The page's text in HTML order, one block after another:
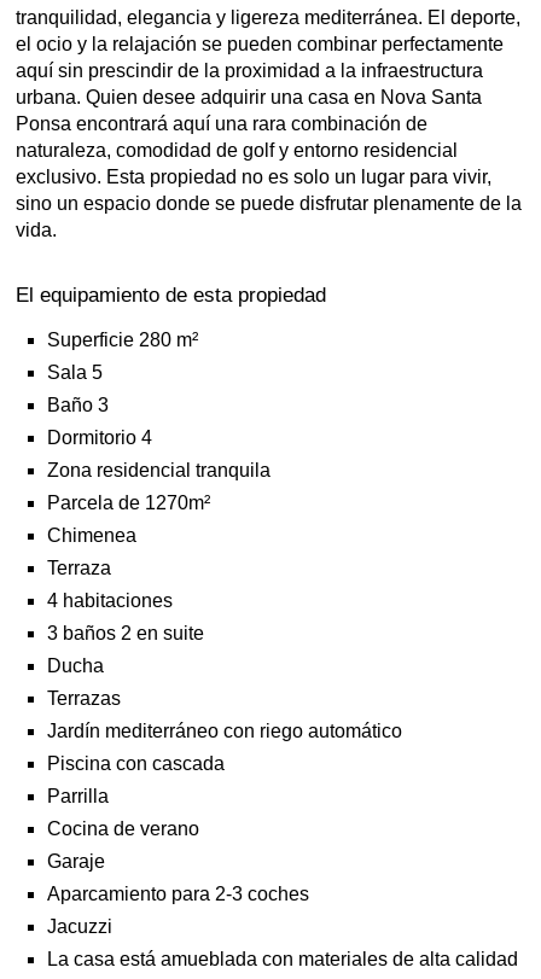
tranquilidad, elegancia y ligereza mediterránea. El deporte,
el ocio y la relajación se pueden combinar perfectamente
aquí sin prescindir de la proximidad a la infraestructura
urbana. Quien desee adquirir una casa en Nova Santa
Ponsa encontrará aquí una rara combinación de
naturaleza, comodidad de golf y entorno residencial
exclusivo. Esta propiedad no es solo un lugar para vivir,
sino un espacio donde se puede disfrutar plenamente de la
vida.
El equipamiento de esta propiedad
Superficie 280 m²
Sala 5
Baño 3
Dormitorio 4
Zona residencial tranquila
Parcela de 1270m²
Chimenea
Terraza
4 habitaciones
3 baños 2 en suite
Ducha
Terrazas
Jardín mediterráneo con riego automático
Piscina con cascada
Parrilla
Cocina de verano
Garaje
Aparcamiento para 2-3 coches
Jacuzzi
La casa está amueblada con materiales de alta calidad